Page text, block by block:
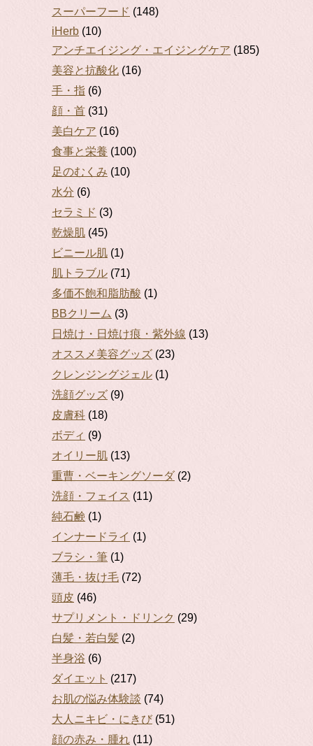
スーパーフード (148)
iHerb (10)
アンチエイジング・エイジングケア (185)
美容と抗酸化 (16)
手・指 (6)
顔・首 (31)
美白ケア (16)
食事と栄養 (100)
足のむくみ (10)
水分 (6)
セラミド (3)
乾燥肌 (45)
ビニール肌 (1)
肌トラブル (71)
多価不飽和脂肪酸 (1)
BBクリーム (3)
日焼け・日焼け痕・紫外線 (13)
オススメ美容グッズ (23)
クレンジングジェル (1)
洗顔グッズ (9)
皮膚科 (18)
ボディ (9)
オイリー肌 (13)
重曹・ベーキングソーダ(2)
洗顔・フェイス (11)
純石鹸 (1)
インナードライ (1)
ブラシ・筆 (1)
薄毛・抜け毛 (72)
頭皮 (46)
サプリメント・ドリンク (29)
白髪・若白髪 (2)
半身浴 (6)
ダイエット (217)
お肌の悩み体験談 (74)
大人ニキビ・にきび (51)
顔の赤み・腫れ (11)